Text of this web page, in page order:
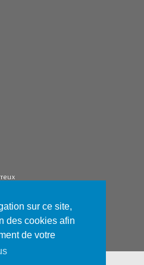
sur ce site,
des cookies afin
de votre